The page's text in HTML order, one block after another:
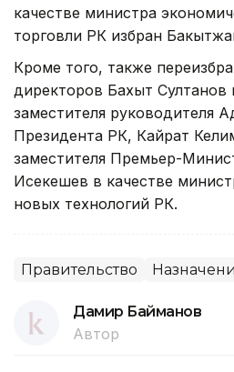
качестве министра
торговли РК избран
Кроме того, также
директоров Бахыт Султанов
заместителя руководителя
Президента РК, Кайрат
заместителя Премьер-
Исекешев в качестве
новых технологий РК.
Правительство
Дамир Байманов
Автор